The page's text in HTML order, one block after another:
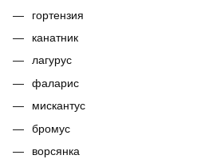
гортензия
канатник
лагурус
фаларис
мискантус
бромус
ворсянка